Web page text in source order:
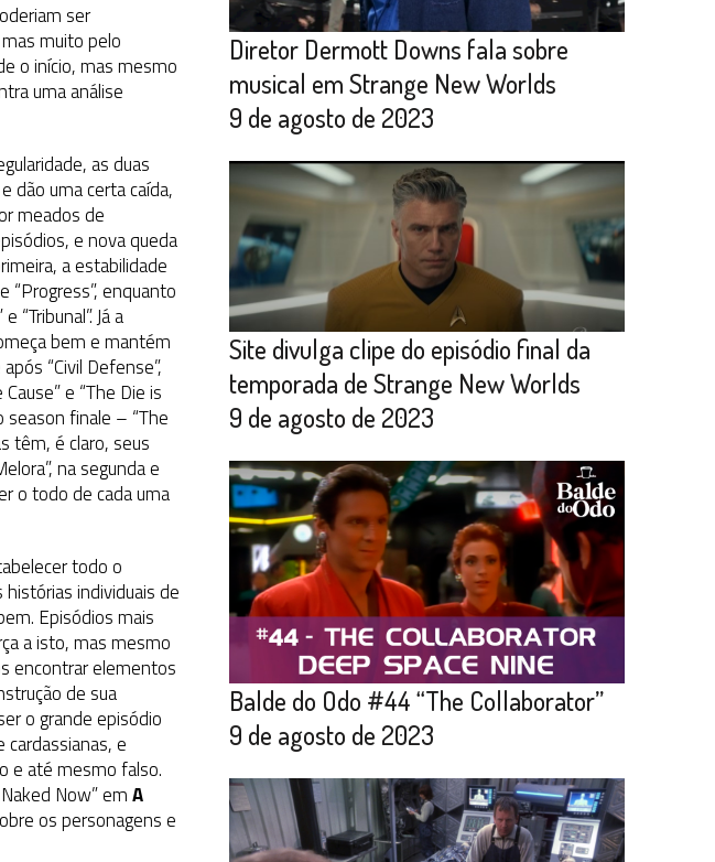
ser
muito pelo
o início, mas mesmo
uma análise
as duas
dão uma certa caída,
meados de
e nova queda
a estabilidade
“Progress”, enquanto
Já a
bem e mantém
“Civil Defense”,
e “The Die is
season finale – “The
têm, é claro, seus
na segunda e
o todo de cada uma
todo o
individuais de
Episódios mais
a isto, mas mesmo
encontrar elementos
de sua
o grande episódio
e
e até mesmo falso.
Now” emA
os personagens e
Diretor Dermott Downs fala sobre
musical em Strange New Worlds
9 de agosto de 2023
Site divulga clipe do episódio final da
temporada de Strange New Worlds
9 de agosto de 2023
Balde do Odo #44 “The Collaborator”
9 de agosto de 2023